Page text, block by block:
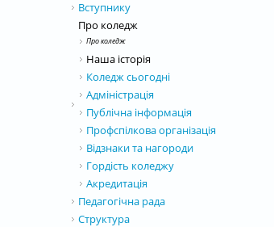
Вступнику
Про коледж
Про коледж
Наша історія
Коледж сьогодні
Адміністрація
Публічна інформація
Профспілкова організація
Відзнаки та нагороди
Гордість коледжу
Акредитація
Педагогічна рада
Структура